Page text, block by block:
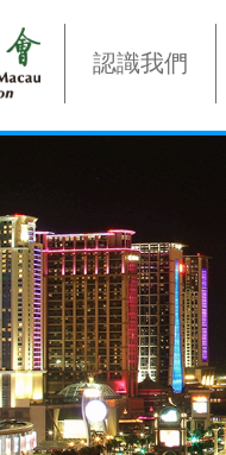
認識我們